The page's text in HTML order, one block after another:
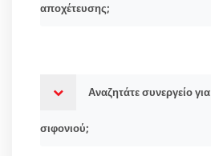
αποχέτευσης;
Αναζητάτε συνεργείο
σιφονιού;